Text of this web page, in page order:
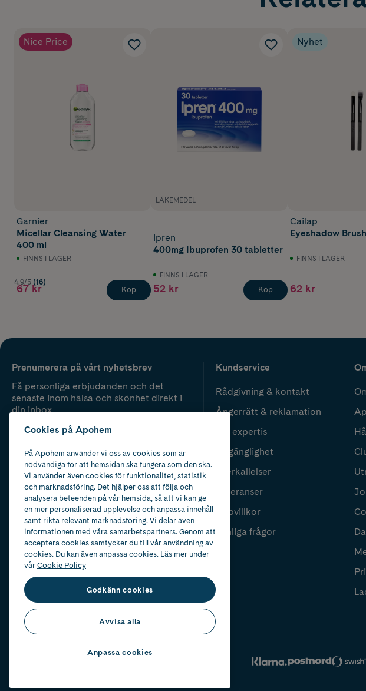
Nice Price
Garnier
Micellar Cleansing Water
400 ml
FINNS I LAGER
4.9/5 (16)
67 kr Köp
LÄKEMEDEL
Ipren
400mg Ibuprofen 30 tabletter
FINNS I LAGER
52 kr Köp
Nyhet
Cailap
Eyeshadow
FINNS I LAGER
62 kr
Prenumerera på vårt nyhetsbrev
Få personliga erbjudanden och det
senaste inom hälsa och skönhet direkt i
din inbox.
Kundservice
Rådgivning & kontakt
Ångerrätt & reklamation
Vår expertis
Tillgänglighet
Återkallelser
Leveranser
Köpvillkor
Vanliga frågor
Cookies på Apohem
På Apohem använder vi oss av cookies som är
nödvändiga för att hemsidan ska fungera som den ska.
Vi använder även cookies för funktionalitet, statistik
och marknadsföring. Det hjälper oss att följa och
analysera beteenden på vår hemsida, så att vi kan ge
en mer personaliserad upplevelse och anpassa innehåll
samt rikta relevant marknadsföring. Vi delar även
informationen med våra samarbetspartners. Genom att
acceptera cookies samtycker du till vår användning av
cookies. Du kan även anpassa cookies. Läs mer under
vårCookie Policy
Godkänn cookies
Avvisa alla
Anpassa cookies